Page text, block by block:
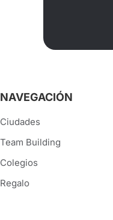
NAVEGACIÓN
Ciudades
Team Building
Colegios
Regalo